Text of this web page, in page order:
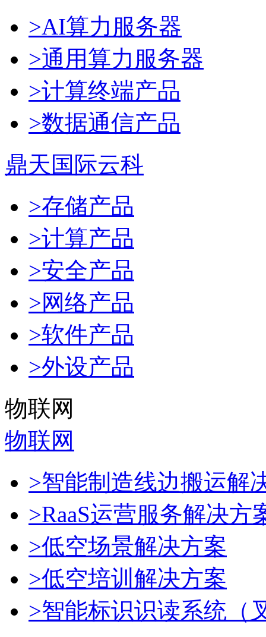
>AI算力服务器
>通用算力服务器
>计算终端产品
>数据通信产品
鼎天国际云科
>存储产品
>计算产品
>安全产品
>网络产品
>软件产品
>外设产品
物联网
物联网
>智能制造线边搬运解
>RaaS运营服务解决方
>低空场景解决方案
>低空培训解决方案
>智能标识识读系统（